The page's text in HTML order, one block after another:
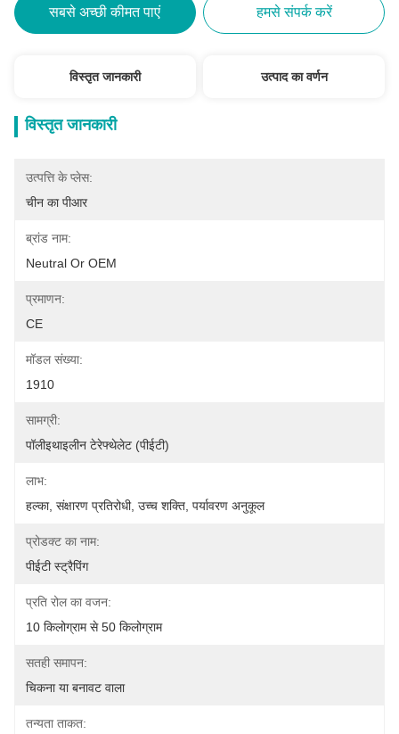
सबसे अच्छी कीमत पाएं हमसे संपर्क करें
विस्तृत जानकारी उत्पाद का वर्णन
विस्तृत जानकारी
उत्पत्ति के प्लेस:
चीन का पीआर
ब्रांड नाम:
Neutral Or OEM
प्रमाणन:
CE
मॉडल संख्या:
1910
सामग्री:
पॉलीइथाइलीन टेरेफ्थेलेट (पीईटी)
लाभ:
हल्का, संक्षारण प्रतिरोधी, उच्च शक्ति, पर्यावरण अनुकूल
प्रोडक्ट का नाम:
पीईटी स्ट्रैपिंग
प्रति रोल का वजन:
10 किलोग्राम से 50 किलोग्राम
सतही समापन:
चिकना या बनावट वाला
तन्यता ताकत: